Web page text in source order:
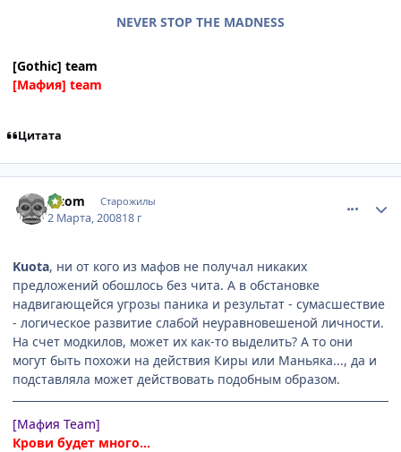
NEVER STOP THE MADNESS
[Gothic] team
[Мафия] team
Цитата
z-com Старожилы
2 Марта, 200818 г
Kuota, ни от кого из мафов не получал никаких
предложений обошлось без чита. А в обстановке
надвигающейся угрозы паника и результат - сумасшествие
- логическое развитие слабой неуравновешеной личности.
На счет модкилов, может их как-то выделить? А то они
могут быть похожи на действия Киры или Маньяка..., да и
подставляла может действовать подобным образом.
[Мафия Team]
Крови будет много...